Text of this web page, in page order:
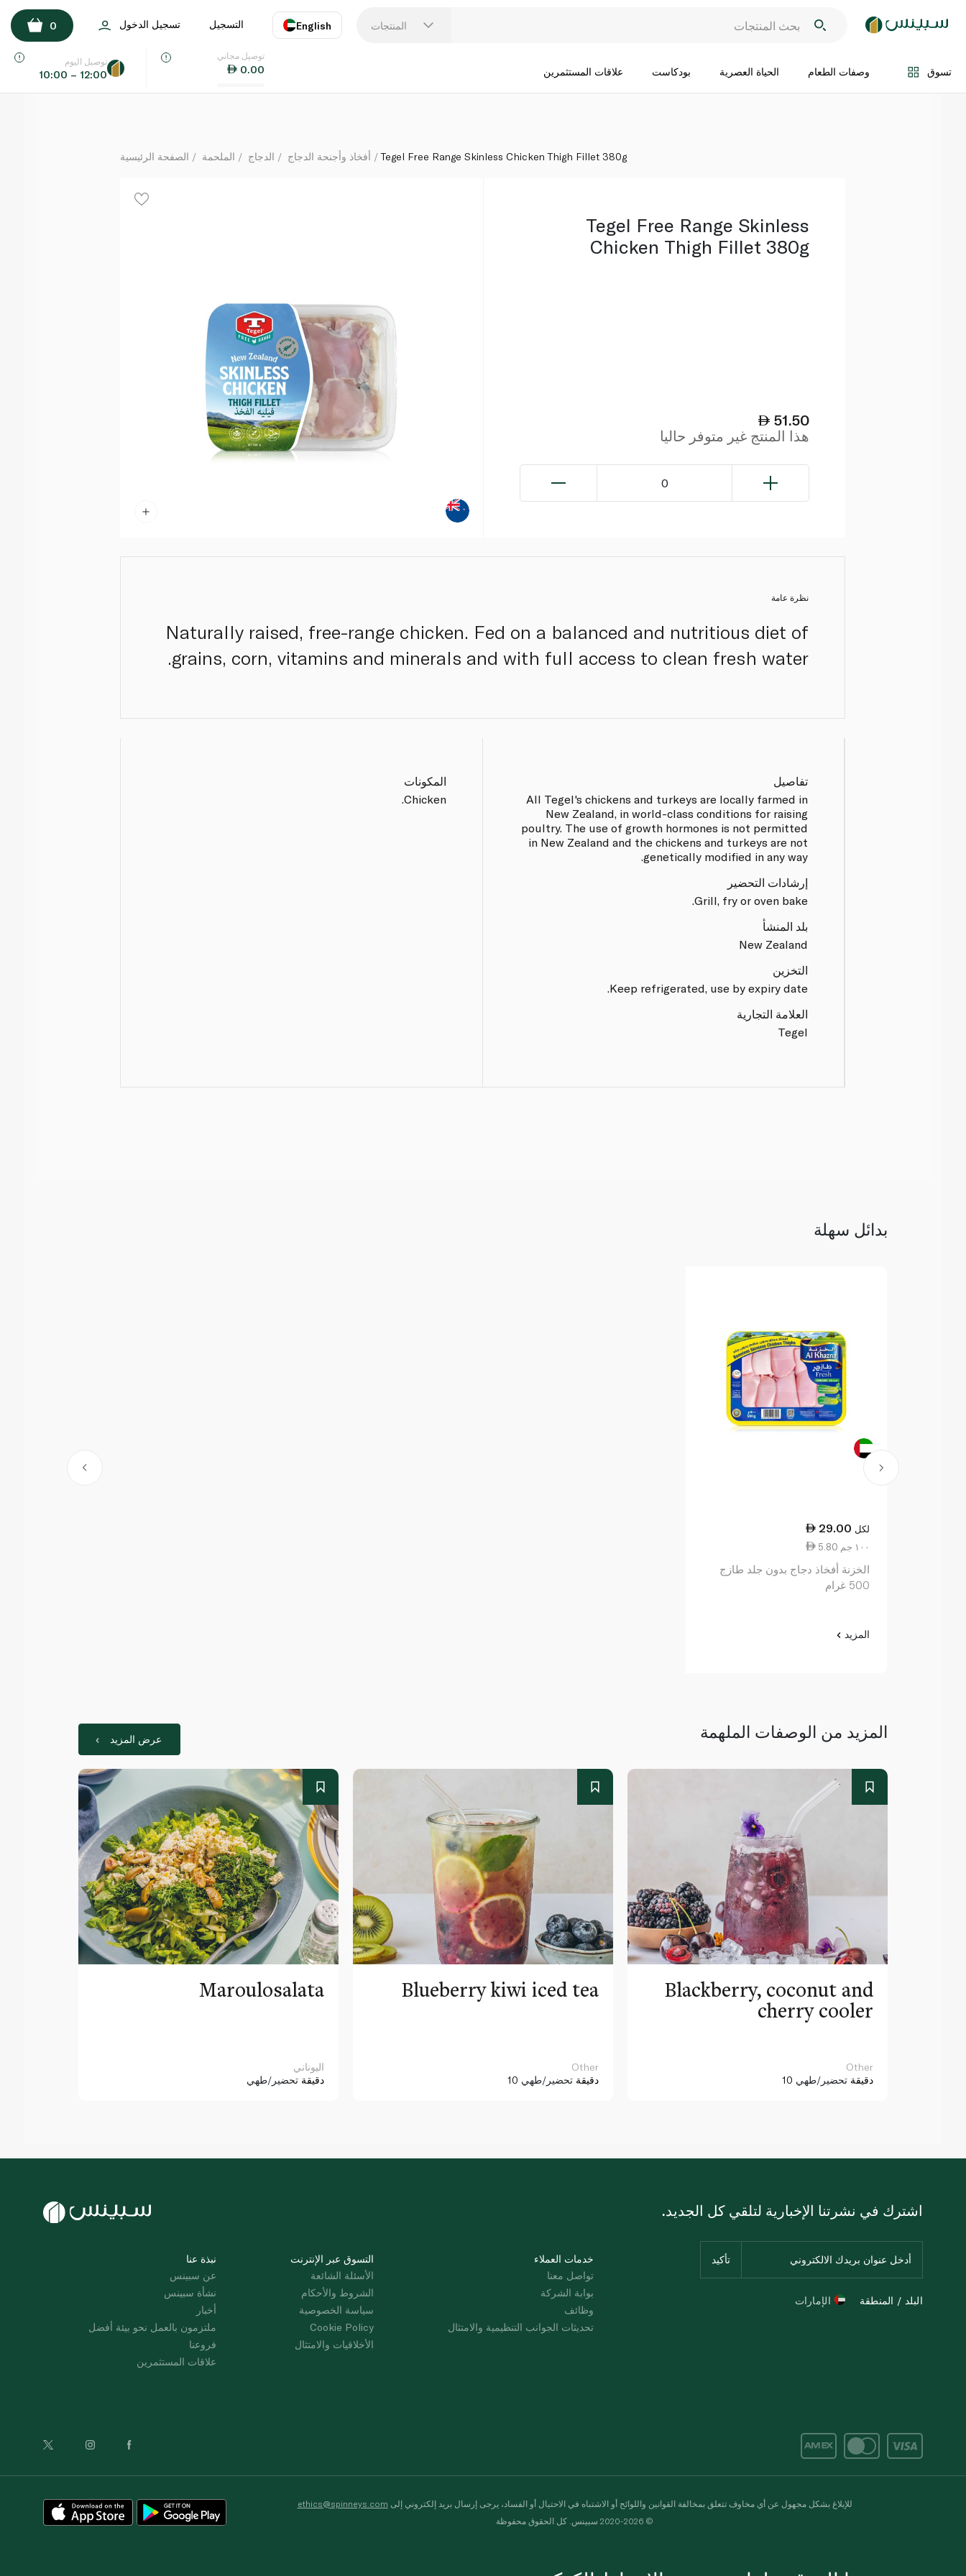
المنتجات English
اللغة
التسجيل تسجيل الدخول 0
تسوق وصفات الطعام الحياة العصرية بودكاست علاقات المستثمرين
توصيل مجاني
0.00
توصيل اليوم
10:00 – 12:00
Tegel Free Range Skinless Chicken Thigh Fillet 380g
اضف الى السلة
الصفحة الرئيسية الملحمة الدجاج أفخاذ وأجنحة الدجاج Tegel Free Range Skinless Chicken Thigh Fillet 380g
Tegel Free Range Skinless
Chicken Thigh Fillet 380g
51.50
هذا المنتج غير متوفر حاليا
0
نظرة عامة
Naturally raised, free-range chicken. Fed on a balanced and nutritious diet of
grains, corn, vitamins and minerals and with full access to clean fresh water.
تفاصيل
All Tegel's chickens and turkeys are locally farmed in
New Zealand, in world-class conditions for raising
poultry. The use of growth hormones is not permitted
in New Zealand and the chickens and turkeys are not
genetically modified in any way.
إرشادات التحضير
Grill, fry or oven bake.
بلد المنشأ
New Zealand
التخزين
Keep refrigerated, use by expiry date.
العلامة التجارية
Tegel
المكونات
Chicken.
بدائل سهلة
29.00 لكل
5.80 ١٠٠ جم
الخزنة أفخاذ دجاج بدون جلد طازج
500 غرام
المزيد
المزيد من الوصفات الملهمة عرض المزيد
Maroulosalata
اليوناني
دقيقة تحضير/طهي
Blueberry kiwi iced tea
Other
10 دقيقة تحضير/طهي
Blackberry, coconut and
cherry cooler
Other
10 دقيقة تحضير/طهي
نبذة عنا
عن سبينس
نشأة سبينس
أخبار
ملتزمون بالعمل نحو بيئة أفضل
فروعنا
علاقات المستثمرين
التسوق عبر الإنترنت
الأسئلة الشائعة
الشروط والأحكام
سياسة الخصوصية
Cookie Policy
الأخلاقيات والامتثال
خدمات العملاء
تواصل معنا
بوابة الشركة
وظائف
تحديثات الجوانب التنظيمية والامتثال
اشترك في نشرتنا الإخبارية لتلقي كل الجديد.
البلد / المنطقة الإمارات
للإبلاغ بشكل مجهول عن أي مخاوف تتعلق بمخالفة القوانين واللوائح أو الاشتباه في الاحتيال أو الفساد، يرجى إرسال بريد إلكتروني إلى ethics@spinneys.com
© 2020-2026 سبينس. كل الحقوق محفوظة